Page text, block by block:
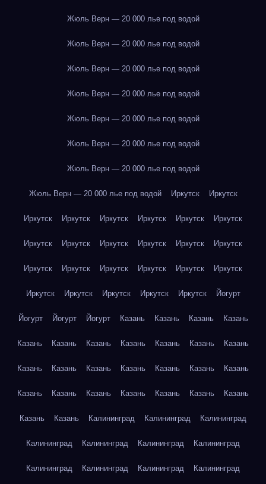
Жюль Верн — 20 000 лье под водой
Жюль Верн — 20 000 лье под водой
Жюль Верн — 20 000 лье под водой
Жюль Верн — 20 000 лье под водой
Жюль Верн — 20 000 лье под водой
Жюль Верн — 20 000 лье под водой
Жюль Верн — 20 000 лье под водой
Жюль Верн — 20 000 лье под водой Иркутск Иркутск
Иркутск Иркутск Иркутск Иркутск Иркутск Иркутск
Иркутск Иркутск Иркутск Иркутск Иркутск Иркутск
Иркутск Иркутск Иркутск Иркутск Иркутск Иркутск
Иркутск Иркутск Иркутск Иркутск Иркутск Йогурт
Йогурт Йогурт Йогурт Казань Казань Казань Казань
Казань Казань Казань Казань Казань Казань Казань
Казань Казань Казань Казань Казань Казань Казань
Казань Казань Казань Казань Казань Казань Казань
Казань Казань Калининград Калининград Калининград
Калининград Калининград Калининград Калининград
Калининград Калининград Калининград Калининград